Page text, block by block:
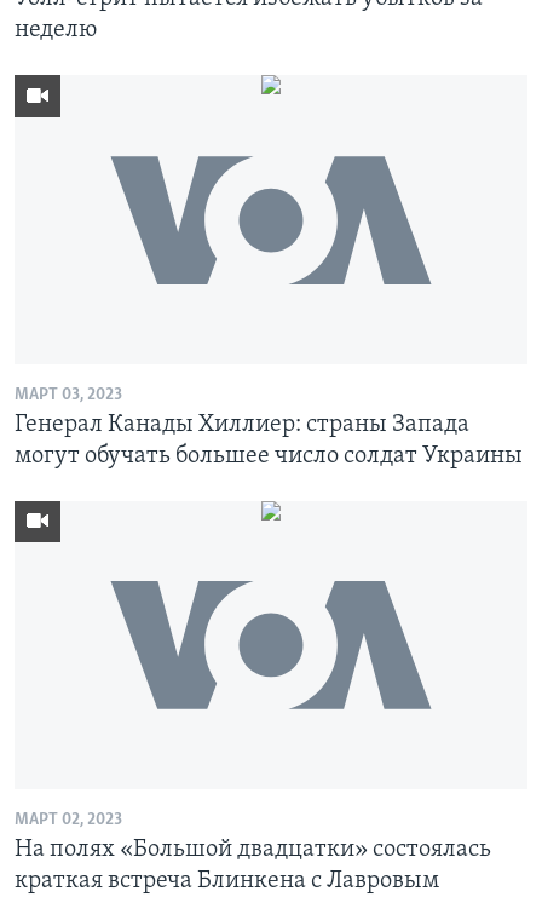
неделю
МАРТ 03, 2023
Генерал Канады Хиллиер: страны Запада
могут обучать большее число солдат Украины
МАРТ 02, 2023
На полях «Большой двадцатки» состоялась
краткая встреча Блинкена с Лавровым